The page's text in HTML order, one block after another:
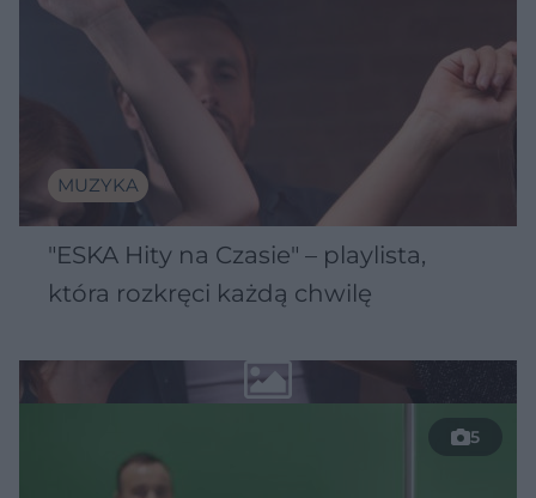
MUZYKA
"ESKA Hity na Czasie" – playlista,
która rozkręci każdą chwilę
5